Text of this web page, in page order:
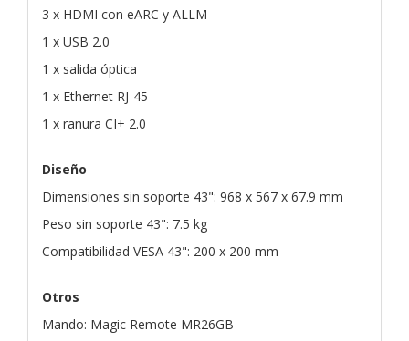
3 x HDMI con eARC y ALLM
1 x USB 2.0
1 x salida óptica
1 x Ethernet RJ-45
1 x ranura CI+ 2.0
Diseño
Dimensiones sin soporte 43": 968 x 567 x 67.9 mm
Peso sin soporte 43": 7.5 kg
Compatibilidad VESA 43": 200 x 200 mm
Otros
Mando: Magic Remote MR26GB